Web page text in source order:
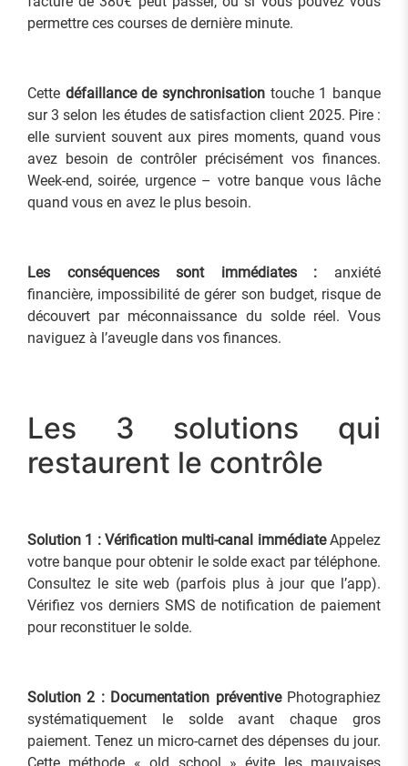
permettre ces courses de dernière minute.
Cette défaillance de synchronisation touche 1 banque
sur 3 selon les études de satisfaction client 2025. Pire :
elle survient souvent aux pires moments, quand vous
avez besoin de contrôler précisément vos finances.
Week-end, soirée, urgence – votre banque vous lâche
quand vous en avez le plus besoin.
Les conséquences sont immédiates : anxiété
financière, impossibilité de gérer son budget, risque de
découvert par méconnaissance du solde réel. Vous
naviguez à l’aveugle dans vos finances.
Les 3 solutions qui
restaurent le contrôle
Solution 1 : Vérification multi-canal immédiateAppelez
votre banque pour obtenir le solde exact par téléphone.
Consultez le site web (parfois plus à jour que l’app).
Vérifiez vos derniers SMS de notification de paiement
pour reconstituer le solde.
Solution 2 : Documentation préventivePhotographiez
systématiquement le solde avant chaque gros
paiement. Tenez un micro-carnet des dépenses du jour.